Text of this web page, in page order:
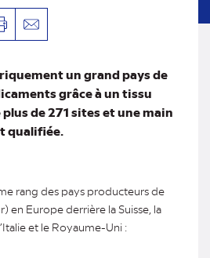
Envoyer
un grand pays de
grâce à un tissu
de 271 sites et une main
qualifiée.
rang des pays producteurs de
en Europe derrière la Suisse, la
et le Royaume-Uni :